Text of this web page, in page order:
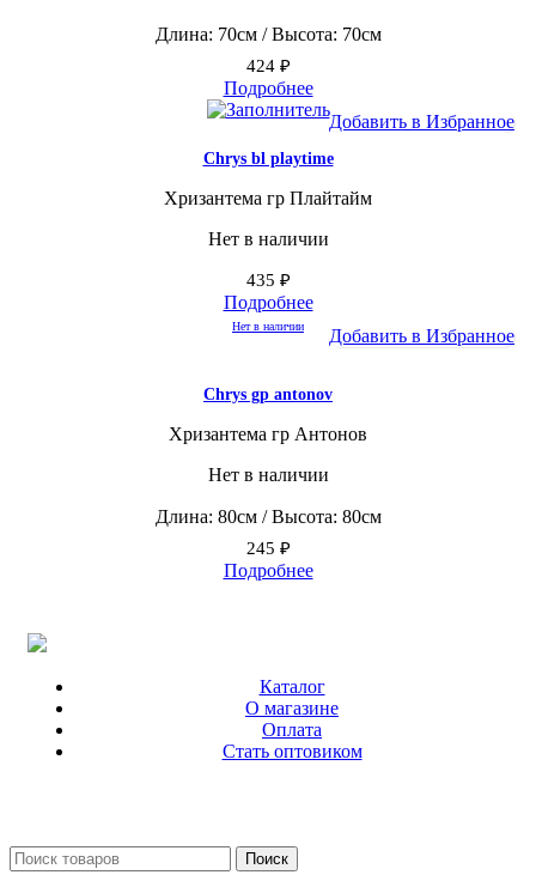
Длина: 70см / Высота: 70см
424 ₽
Подробнее
Добавить в Избранное
Chrys bl playtime
Хризантема гр Плайтайм
Нет в наличии
435 ₽
Подробнее
Нет в наличии Добавить в Избранное
Chrys gp antonov
Хризантема гр Антонов
Нет в наличии
Длина: 80см / Высота: 80см
245 ₽
Подробнее
Каталог
О магазине
Оплата
Стать оптовиком
Поиск